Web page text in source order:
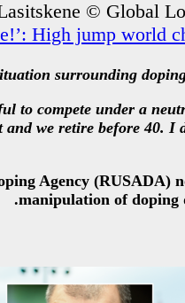
surrounding
to compete under a
and we retire before 40.
Agency (RUSADA)
manipulation of doping